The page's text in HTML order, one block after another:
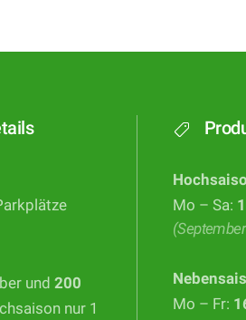
und 200
nur 1
Mo – Sa:
Mo – Fr: